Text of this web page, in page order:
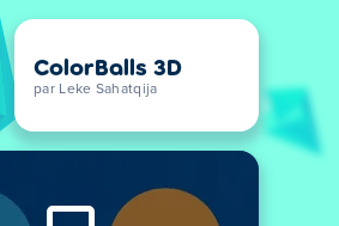
ColorBalls 3D
par Leke Sahatqija